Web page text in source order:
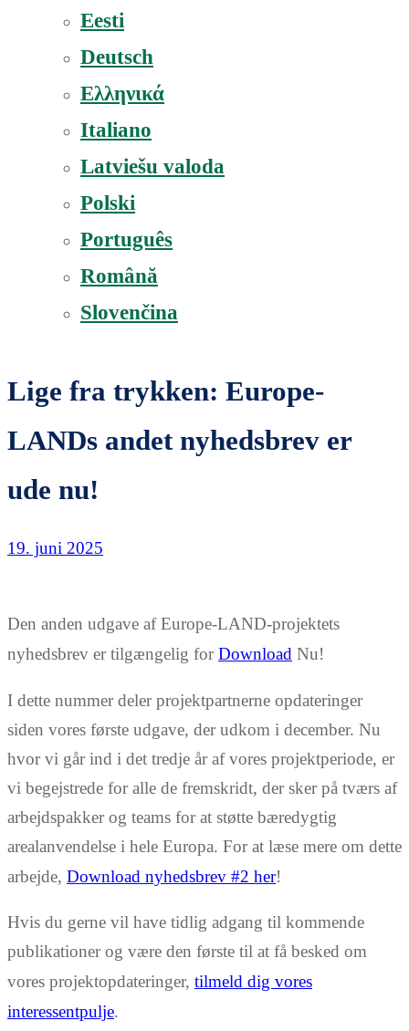
Eesti
Deutsch
Ελληνικά
Italiano
Latviešu valoda
Polski
Português
Română
Slovenčina
Lige fra trykken: Europe-
LANDs andet nyhedsbrev er
ude nu!
19. juni 2025
Den anden udgave af Europe-LAND-projektets
nyhedsbrev er tilgængelig forDownload Nu!
I dette nummer deler projektpartnerne opdateringer
siden vores første udgave, der udkom i december. Nu
hvor vi går ind i det tredje år af vores projektperiode, er
vi begejstrede for alle de fremskridt, der sker på tværs af
arbejdspakker og teams for at støtte bæredygtig
arealanvendelse i hele Europa. For at læse mere om dette
arbejde, Download nyhedsbrev #2 her!
Hvis du gerne vil have tidlig adgang til kommende
publikationer og være den første til at få besked om
vores projektopdateringer, tilmeld dig vores
interessentpulje.